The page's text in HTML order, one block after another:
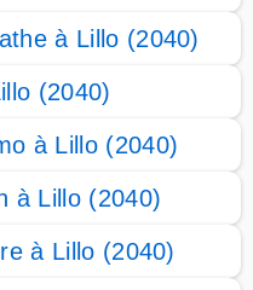
à Lillo (2040)
(2040)
à Lillo (2040)
à Lillo (2040)
à Lillo (2040)